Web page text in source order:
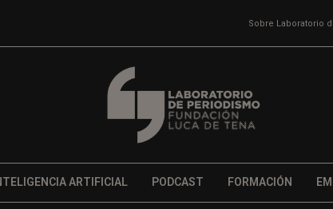
Sobre Laboratorio
ARTIFICIAL PODCAST FORMACIÓN